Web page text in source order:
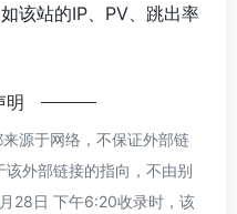
该站的IP、PV、跳出率
明
源于网络，不保证外部链
外部链接的指向，不由别
28日 下午6:20收录时，该